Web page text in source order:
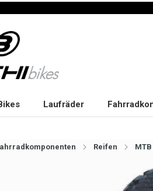
Laufräder
Reifen MTB